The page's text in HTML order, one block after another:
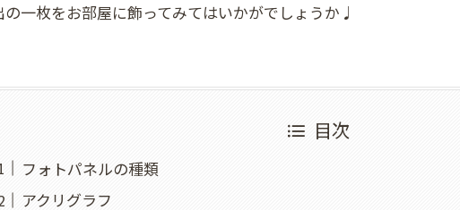
一枚をお部屋に飾ってみてはいかがでしょうか♩
目次
フォトパネルの種類
アクリグラフ